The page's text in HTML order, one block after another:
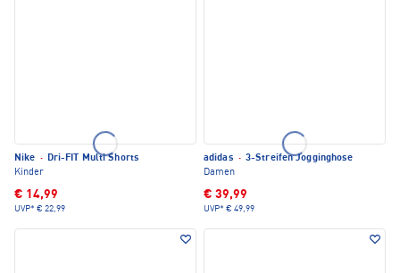
Nike · Dri-FIT Multi Shorts
Kinder
€ 14,99
UVP* € 22,99
adidas · 3-Streifen Jogginghose
Damen
€ 39,99
UVP* € 49,99